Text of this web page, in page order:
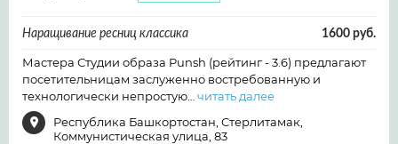
Наращивание ресниц классика 1600 руб.
Мастера Студии образа Punsh (рейтинг - 3.6) предлагают
посетительницам заслуженно востребованную и
технологически непростую… читать далее
Республика Башкортостан, Стерлитамак,
Коммунистическая улица, 83